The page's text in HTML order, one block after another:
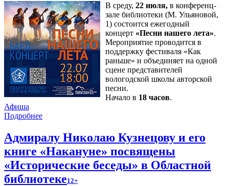
В среду, 22 июля, в конференц-
зале библиотеки (М. Ульяновой,
1) состоится ежегодный
концерт «Песни нашего лета».
Мероприятие проводится в
поддержку фестиваля «Как
раньше» и объединяет на одной
сцене представителей
вологодской школы авторской
песни.
Начало в 18 часов.
Афиша
Подробнее
Адмиралу Николаю Кузнецову и его
книге «Накануне» посвящены
«Исторические беседы» в Областной
библиотеке12+